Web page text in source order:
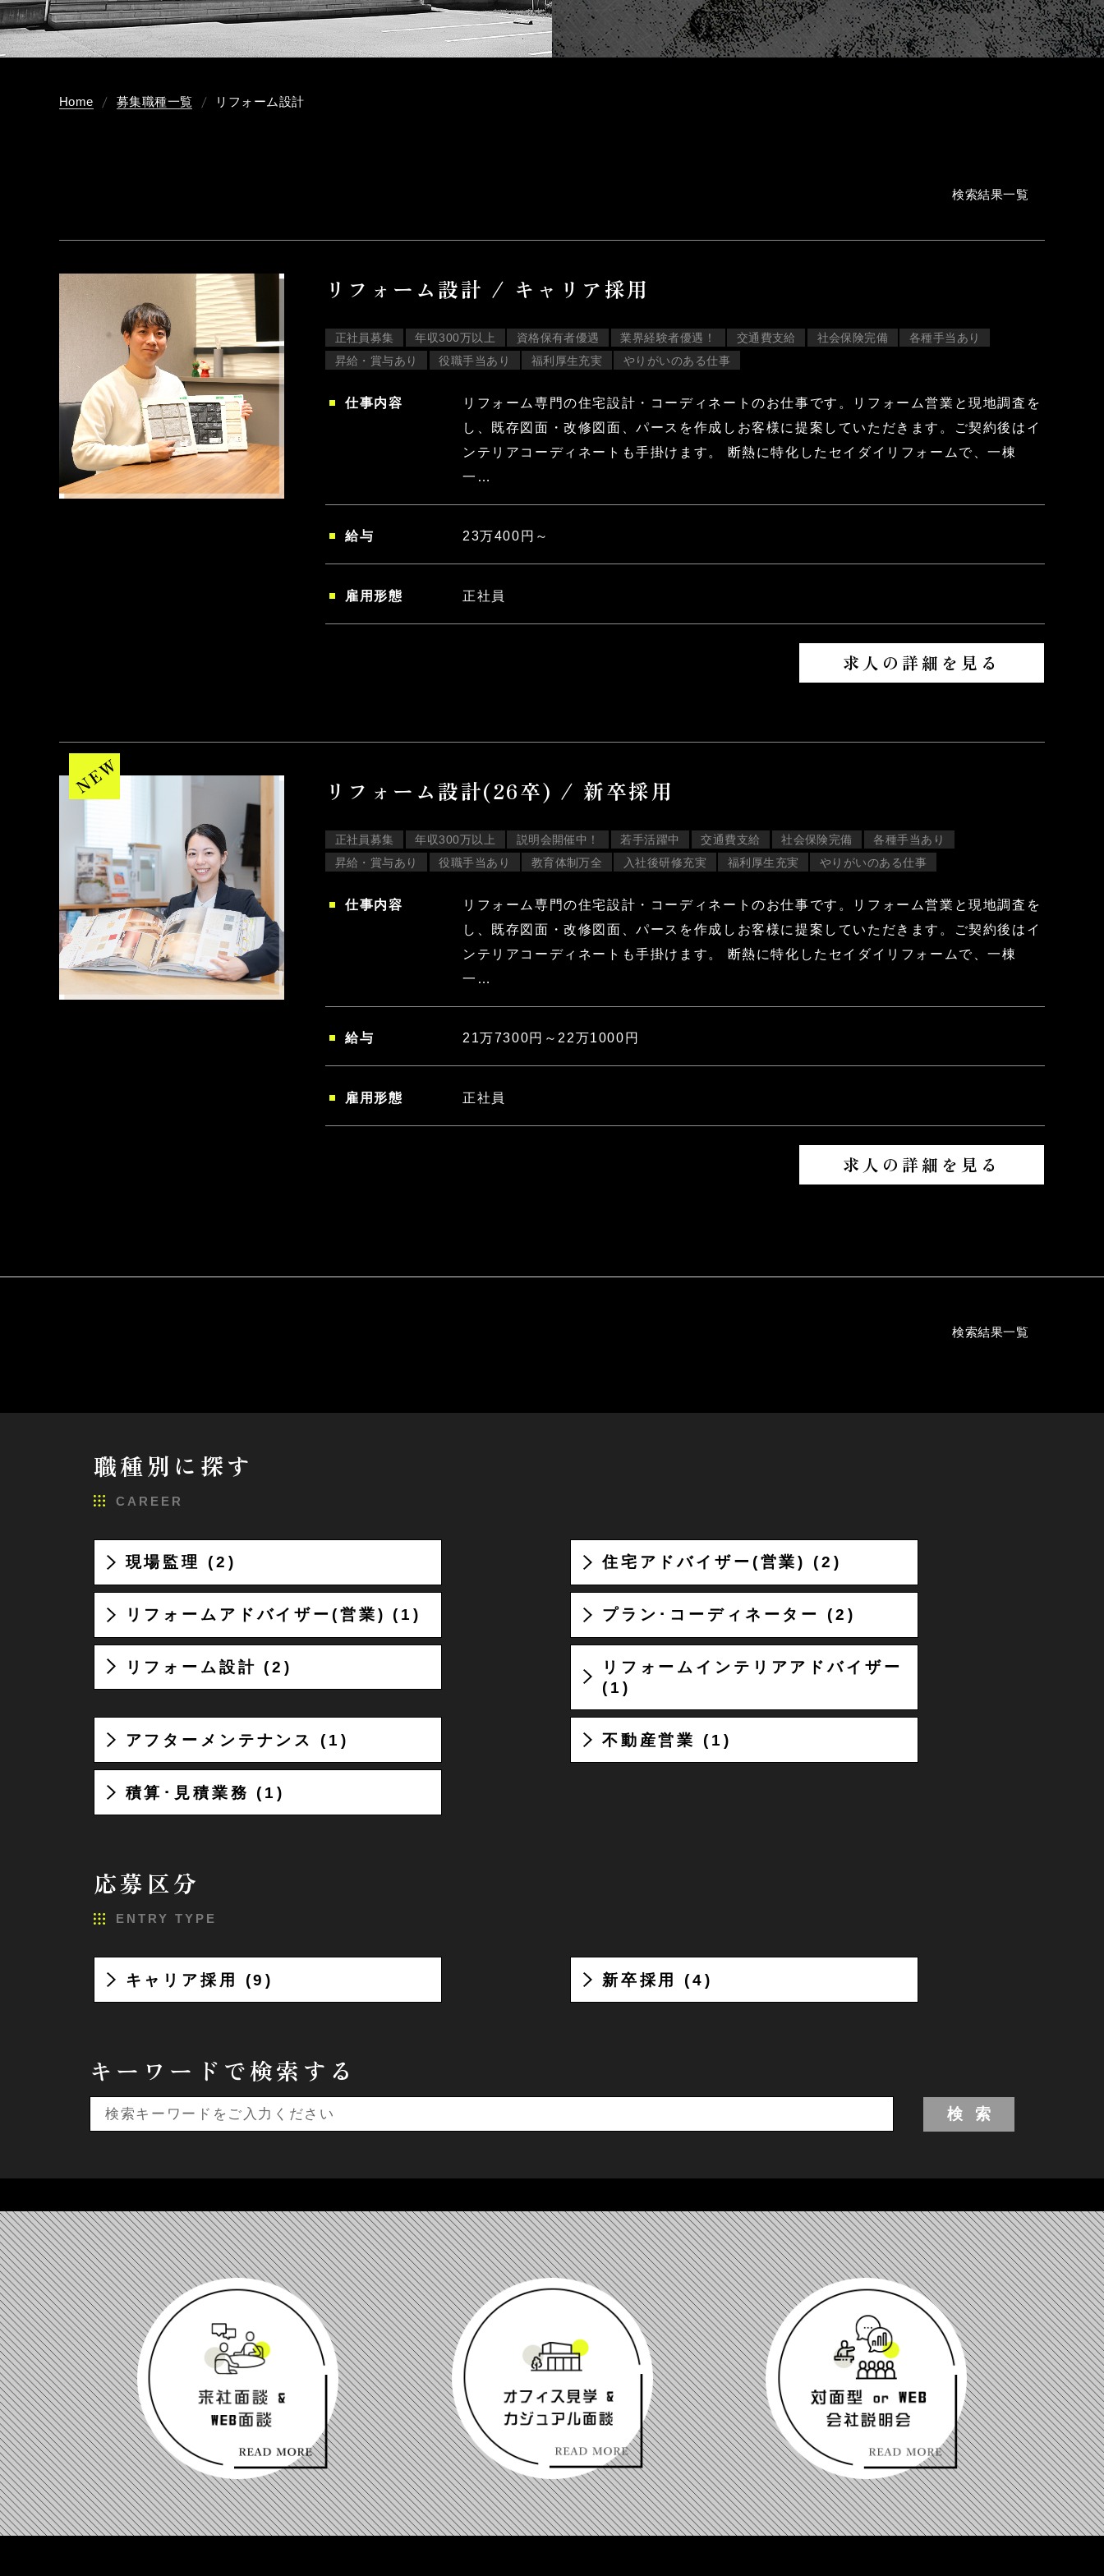
Home 募集職種一覧 リフォーム設計
検索結果一覧
リフォーム設計 / キャリア採用
正社員募集 年収300万以上 資格保有者優遇 業界経験者優遇！ 交通費支給 社会保険完備
各種手当あり
昇給・賞与あり
役職手当あり 福利厚生充実 やりがいのある仕事
仕事内容
リフォーム専門の住宅設計・コーディネートのお仕事です。リフォーム営業と現地調査を
し、既存図面・改修図面、パースを作成しお客様に提案していただきます。ご契約後はイ
ンテリアコーディネートも手掛けます。 断熱に特化したセイダイリフォームで、一棟
一…
給与 23万400円～
雇用形態 正社員
求人の詳細を見る
リフォーム設計(26卒) / 新卒採用
正社員募集 年収300万以上 説明会開催中！ 若手活躍中 交通費支給 社会保険完備
各種手当あり
昇給・賞与あり
役職手当あり 教育体制万全 入社後研修充実 福利厚生充実 やりがいのある仕事
仕事内容
リフォーム専門の住宅設計・コーディネートのお仕事です。リフォーム営業と現地調査を
し、既存図面・改修図面、パースを作成しお客様に提案していただきます。ご契約後はイ
ンテリアコーディネートも手掛けます。 断熱に特化したセイダイリフォームで、一棟
一…
給与 21万7300円～22万1000円
雇用形態 正社員
求人の詳細を見る
検索結果一覧
職種別に探す
CAREER
現場監理 (2) 住宅アドバイザー(営業) (2)
リフォームアドバイザー(営業) (1) プラン･コーディネーター (2)
リフォーム設計 (2)
リフォームインテリアアドバイザー
(1)
アフターメンテナンス (1) 不動産営業 (1)
積算･見積業務 (1)
応募区分
ENTRY TYPE
キャリア採用 (9) 新卒採用 (4)
キーワードで検索する